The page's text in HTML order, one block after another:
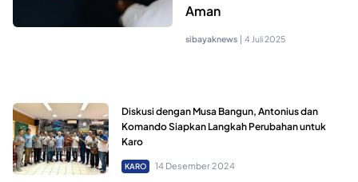
Aman
sibayaknews | 4 Juli 2025
Diskusi dengan Musa Bangun, Antonius dan
Komando Siapkan Langkah Perubahan untuk
Karo
KARO 14 Desember 2024